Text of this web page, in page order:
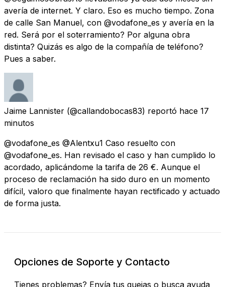
avería de internet. Y claro. Eso es mucho tiempo. Zona
de calle San Manuel, con @vodafone_es y avería en la
red. Será por el soterramiento? Por alguna obra
distinta? Quizás es algo de la compañía de teléfono?
Pues a saber.
Jaime Lannister (@callandobocas83) reportó hace 17
minutos
@vodafone_es @Alentxu1 Caso resuelto con
@vodafone_es. Han revisado el caso y han cumplido lo
acordado, aplicándome la tarifa de 26 €. Aunque el
proceso de reclamación ha sido duro en un momento
difícil, valoro que finalmente hayan rectificado y actuado
de forma justa.
Opciones de Soporte y Contacto
Tienes problemas? Envía tus quejas o busca ayuda